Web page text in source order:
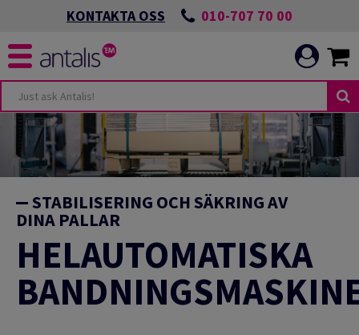
KONTAKTA OSS 010-707 70 00
STABILISERING OCH SÄKRING AV
DINA PALLAR
HELAUTOMATISKA